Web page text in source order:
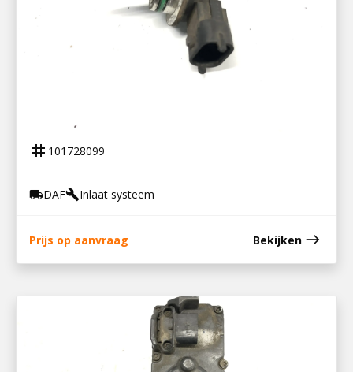
tag 101728099
local_shippingDAFbuildInlaat systeem
Prijs op aanvraag Bekijken east